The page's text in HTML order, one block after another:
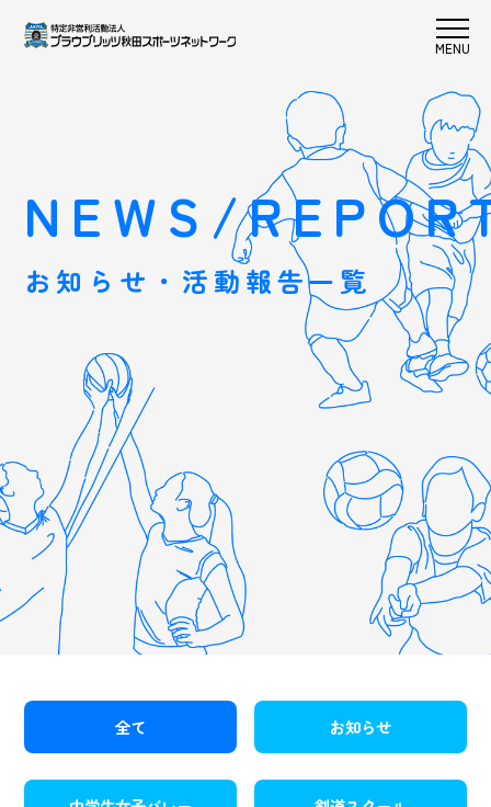
NEWS/
お知らせ・活動報告一覧
全て お知らせ